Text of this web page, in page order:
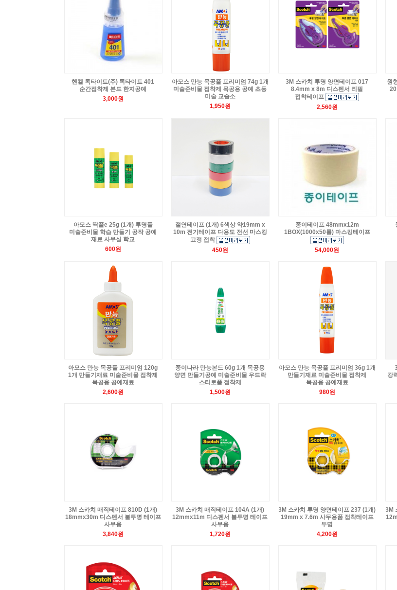
헨켈 록타이트(주) 록타이트 401
순간접착제 본드 한지공예
3,000원
아모스 만능 목공풀 프리미엄 74g 1개
미술준비물 접착제 목공용 공예 초등
미술 교습소
1,950원
3M 스카치 투명 양면테이프 017
8.4mm x 8m 디스펜서 리필
접착테이프
2,560원
원
아모스 딱풀e 25g (1개) 투명풀
미술준비물 학습 만들기 공작 공예
재료 사무실 학교
600원
절연테이프 (1개) 6색상 약19mm x
10m 전기테이프 다용도 전선 마스킹
고정 접착
450원
종이테이프 48mmx12m
1BOX(1000x50롤) 마스킹테이프
54,000원
아모스 만능 목공풀 프리미엄 120g
1개 만들기재료 미술준비물 접착제
목공용 공예재료
2,600원
종이나라 만능본드 60g 1개 목공용
양면 만들기공예 미술준비물 우드락
스티로폼 접착제
1,500원
아모스 만능 목공풀 프리미엄 36g 1개
만들기재료 미술준비물 접착제
목공용 공예재료
980원
강
3M 스카치 매직테이프 810D (1개)
18mmx30m 디스펜서 불투명 테이프
사무용
3,840원
3M 스카치 매직테이프 104A (1개)
12mmx11m 디스펜서 불투명 테이프
사무용
1,720원
3M 스카치 투명 양면테이프 237 (1개)
19mm x 7.6m 사무용품 접착테이프
투명
4,200원
3M